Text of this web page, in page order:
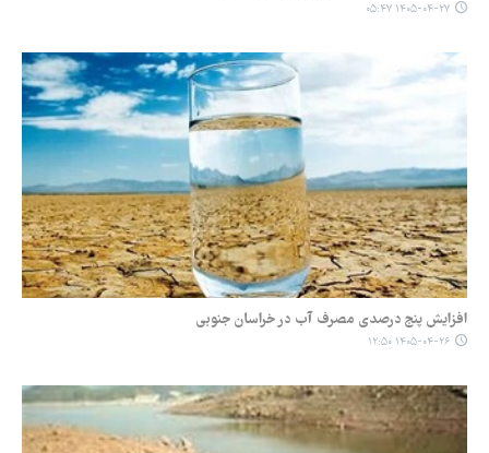
۱۴۰۵-۰۴-۲۷ ۰۵:۴۷
افزایش پنج درصدی مصرف آب در خراسان جنوبی
۱۴۰۵-۰۴-۲۶ ۱۲:۵۰